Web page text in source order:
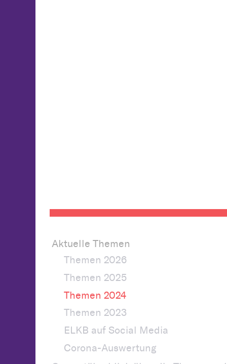
Aktuelle Themen
Themen 2026
Themen 2025
Themen 2024
Themen 2023
ELKB auf Social Media
Corona-Auswertung